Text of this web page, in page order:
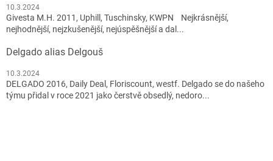
10.3.2024
Givesta M.H. 2011, Uphill, Tuschinsky, KWPN Nejkrásnější,
nejhodnější, nejzkušenější, nejúspěšnější a dal...
Delgado alias Delgouš
10.3.2024
DELGADO 2016, Daily Deal, Floriscount, westf. Delgado se do našeho
týmu přidal v roce 2021 jako čerstvě obsedlý, nedoro...